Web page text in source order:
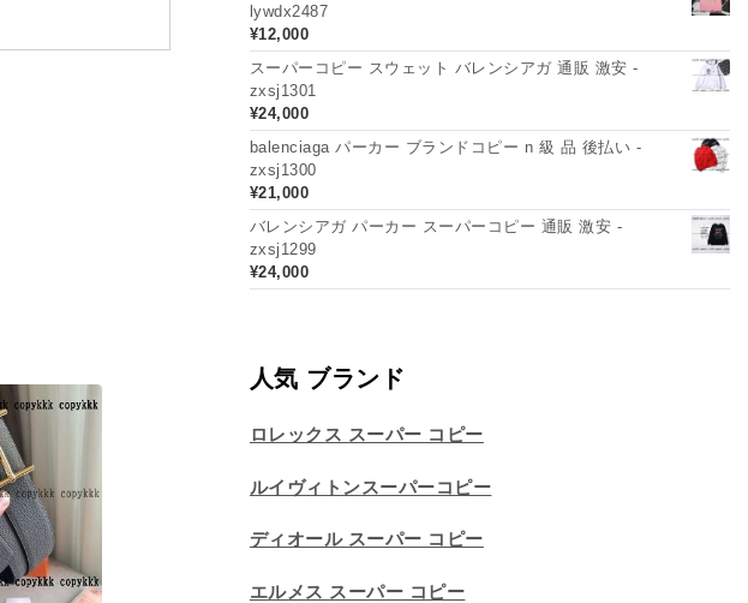
lywdx2487
¥12,000
スーパーコピー スウェット バレンシアガ 通販 激安 -
zxsj1301
¥24,000
balenciaga パーカー ブランドコピー n 級 品 後払い -
zxsj1300
¥21,000
バレンシアガ パーカー スーパーコピー 通販 激安 -
zxsj1299
¥24,000
人気 ブランド
ロレックス スーパー コピー
ルイヴィトンスーパーコピー
ディオール スーパー コピー
エルメス スーパー コピー